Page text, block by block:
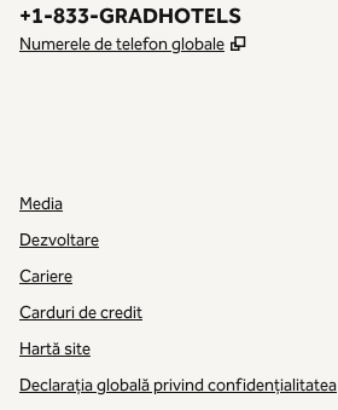
Telefon:
+1-833-GRADHOTELS
Numerele de telefon globale ,
Media
Dezvoltare
Cariere
Carduri de credit
Hartă site
Declarația globală privind confidenţialitatea